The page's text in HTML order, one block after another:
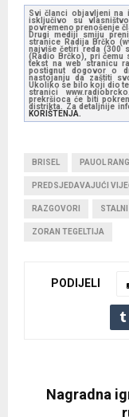
Svi članci objavljeni na
isključivo su
povremeno prenošenje
Drugi mediji smiju
stranice Radija Brčko
najviše četiri reda (300
(Radio Brčko), pri čemu
tekst na web stranicu
postignut dogovor o
nastojanju da zaštiti
Ukoliko se bilo koji dio
stranici
prekršioca će biti
distrikta. Za detaljnije
KORIŠTENJA.
BRISEL PAUOL
PREDSJEDAVAJUĆI
RAZGOVORI
ZORAN TEGELTIJA
PODIJELI
Nagradna